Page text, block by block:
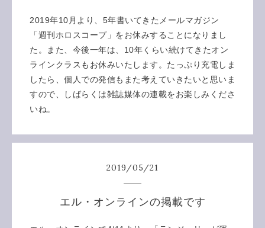
2019年10月より、5年書いてきたメールマガジン
「週刊ホロスコープ」をお休みすることになりまし
た。また、今後一年は、10年くらい続けてきたオン
ラインクラスもお休みいたします。たっぷり充電しま
したら、個人での発信もまた考えていきたいと思いま
すので、しばらくは雑誌媒体の連載をお楽しみくださ
いね。
2019/05/21
エル・オンラインの掲載です